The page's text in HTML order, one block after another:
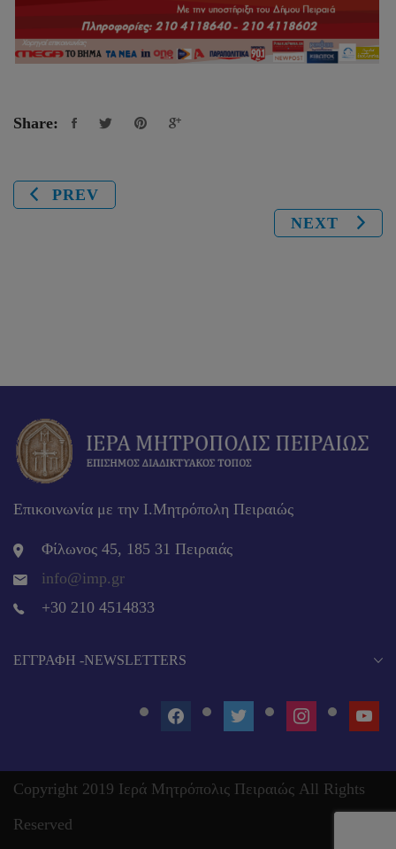
Share:
PREV
NEXT
Επικοινωνία με την Ι.Μητρόπολη Πειραιώς
Φίλωνος 45, 185 31 Πειραιάς
info@imp.gr
+30 210 4514833
EΓΓΡΑΦΉ -NEWSLETTERS
FACEBOOKTWITTER INSTAGRAM
Copyright 2019 Ιερά Μητρόπολις Πειραιώς All Rights
Reserved